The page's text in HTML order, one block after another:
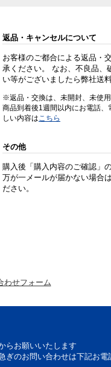
返品・キャンセルについて
お客様のご都合による返品・
承ください。 なお、不良品、
い等がございましたら弊社送
※返品・交換は、未開封、未使用
商品到着後1週間以内にお電話
しい内容はこちら
その他
購入後「購入内容のご確認」
万が一メールが届かない場合は
ださい。
わせフォーム
らお願いいたします
ぎのお問い合わせは下記お電